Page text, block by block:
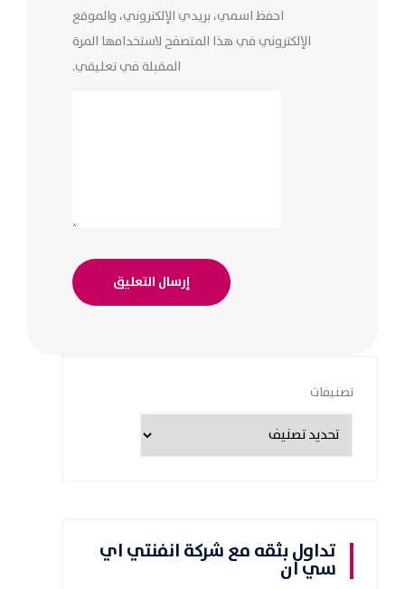
احفظ اسمي، بريدي الإلكتروني، والموقع
الإلكتروني في هذا المتصفح لاستخدامها المرة
المقبلة في تعليقي.
تصنيفات
تداول بثقه مع شركة انفنتي اي
سي ان